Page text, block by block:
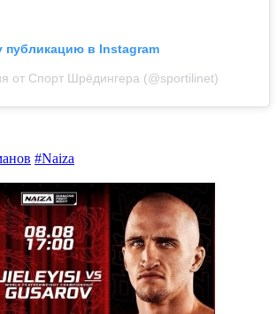
публикацию в Instagram
от Спорт Шрёдингера (@sportilinet)
#Naiza